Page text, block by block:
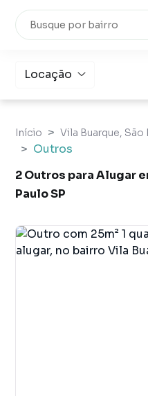
Locação
Início Vila Buarque, São
Outros
2 Outros para Alugar
Paulo SP